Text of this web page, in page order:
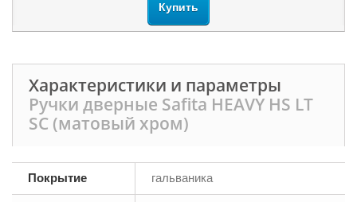
Купить
Характеристики и параметры
Ручки дверные Safita HEAVY HS LT
SC (матовый хром)
Покрытие гальваника